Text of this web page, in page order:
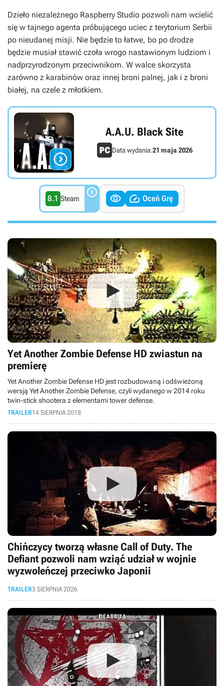
Dzieło niezależnego Raspberry Studio pozwoli nam wcielić
się w tajnego agenta próbującego uciec z terytorium Serbii
po nieudanej misji. Nie będzie to łatwe, bo po drodze
będzie musiał stawić czoła wrogo nastawionym ludziom i
nadprzyrodzonym przeciwnikom. W walce skorzysta
zarówno z karabinów oraz innej broni palnej, jak i z broni
białej, na czele z młotkiem.

A.A.U. Black Site
Data wydania:21 maja 2026
8.1 Steam    Oceń Grę
Yet Another Zombie Defense HD zwiastun na
premierę
Yet Another Zombie Defense HD jest rozbudowaną i odświeżoną
wersją Yet Another Zombie Defense, czyli wydanego w 2014 roku
twin-stick shootera z elementami tower defense.
TRAILER14 SIERPNIA 2018
Chińczycy tworzą własne Call of Duty. The
Defiant pozwoli nam wziąć udział w wojnie
wyzwoleńczej przeciwko Japonii
TRAILER3 SIERPNIA 2026